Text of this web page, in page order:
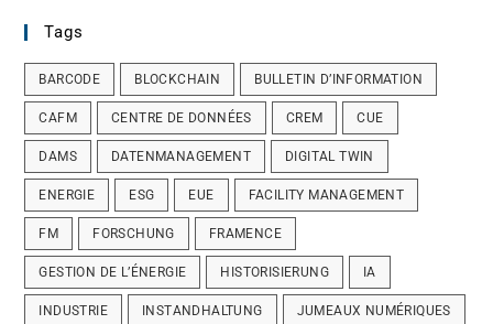
Tags
BARCODE BLOCKCHAIN BULLETIN D’INFORMATION
CAFM CENTRE DE DONNÉES CREM CUE
DAMS DATENMANAGEMENT DIGITAL TWIN
ENERGIE ESG EUE FACILITY MANAGEMENT
FM FORSCHUNG FRAMENCE
GESTION DE L’ÉNERGIE HISTORISIERUNG IA
INDUSTRIE INSTANDHALTUNG JUMEAUX NUMÉRIQUES